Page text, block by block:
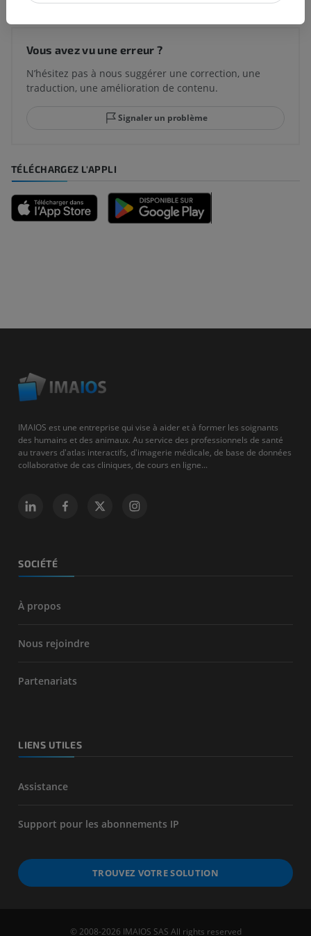
Vous avez vu une erreur ?
N’hésitez pas à nous suggérer une correction, une
traduction, une amélioration de contenu.
Signaler un problème
TÉLÉCHARGEZ L'APPLI
IMAIOS est une entreprise qui vise à aider et à former les soignants
des humains et des animaux. Au service des professionnels de santé
au travers d'atlas interactifs, d'imagerie médicale, de base de données
collaborative de cas cliniques, de cours en ligne...
SOCIÉTÉ
À propos
Nous rejoindre
Partenariats
LIENS UTILES
Assistance
Support pour les abonnements IP
TROUVEZ VOTRE SOLUTION
© 2008-2026 IMAIOS SAS All rights reserved